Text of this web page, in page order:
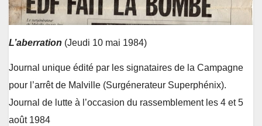
L’aberration (Jeudi 10 mai 1984)
Journal unique édité par les signataires de la Campagne
pour l’arrêt de Malville (Surgénerateur Superphénix).
Journal de lutte à l’occasion du rassemblement les 4 et 5
août 1984